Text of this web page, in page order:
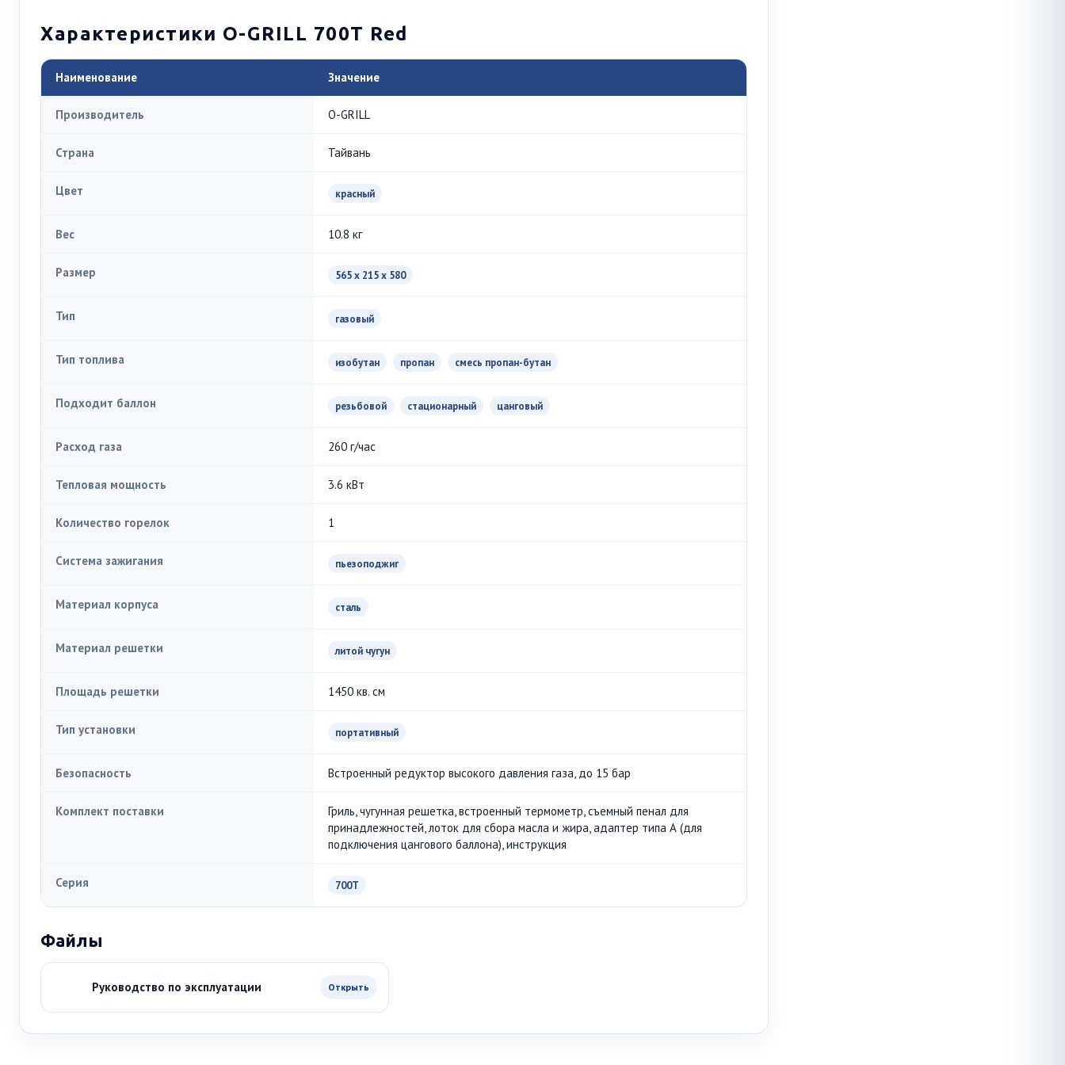
Характеристики O-GRILL 700T Red
Наименование Значение
Производитель O-GRILL
Страна Тайвань
Цвет красный
Вес 10.8 кг
Размер 565 x 215 x 580
Тип газовый
Тип топлива изобутан пропан смесь пропан-бутан
Подходит баллон резьбовой стационарный цанговый
Расход газа 260 г/час
Тепловая мощность 3.6 кВт
Количество горелок 1
Система зажигания пьезоподжиг
Материал корпуса сталь
Материал решетки литой чугун
Площадь решетки 1450 кв. см
Тип установки портативный
Безопасность Встроенный редуктор высокого давления газа, до 15 бар
Комплект поставки
Гриль, чугунная решетка, встроенный термометр, съемный пенал для
принадлежностей, лоток для сбора масла и жира, адаптер типа А (для
подключения цангового баллона), инструкция
Серия 700T
Файлы
Руководство по эксплуатации Открыть